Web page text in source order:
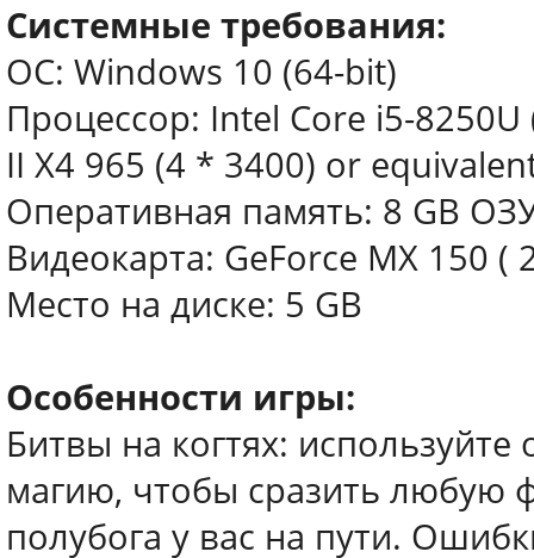
Системные требования:
ОС: Windows 10 (64-bit)
Процессор: Intel Core i5-
II X4 965 (4 * 3400) or
Оперативная память: 8 GB
Видеокарта: GeForce MX 150 (
Место на диске: 5 GB
Особенности игры:
Битвы на когтях:
магию, чтобы сразить любую
полубога у вас на пути.